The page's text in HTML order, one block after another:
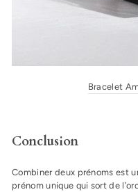
Bracelet
Conclusion
Combiner deux prénoms est
prénom unique qui sort de